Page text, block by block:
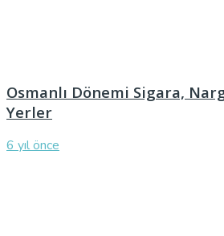
Osmanlı Dönemi Sigara,
Yerler
6 yıl önce